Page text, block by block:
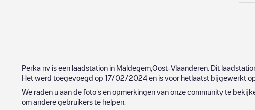
Perka nv is een laadstation in Maldegem Oost-Vlaanderen . Dit
Het werd toegevoegd op 17/02/2024 en is voor hetlaatst bijgewerkt
We raden u aan de foto's en opmerkingen van onze community te
om andere gebruikers te helpen.